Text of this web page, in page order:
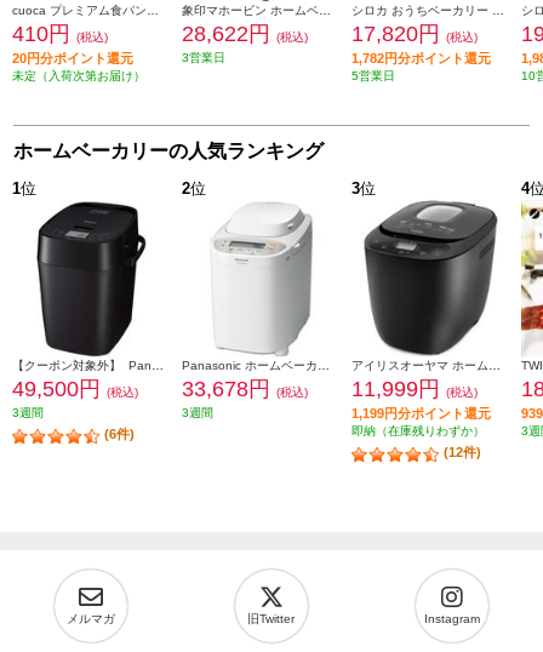
410円 (税込)
20円分ポイント還元
未定（入荷次第お届け）
28,622円
(税込)
3営業日
17,820円 (税込)
1,782円分ポイント還元
5営業日 10
ホームベーカリーの人気ランキング
1位
49,500円
(税込)
3週間
(6件)
2位
33,678円
(税込)
3週間
3位
11,999円 (税込)
1,199円分ポイント還元
即納（在庫残りわずか）
(12件)
4
3週
メルマガ 旧Twitter Instagram